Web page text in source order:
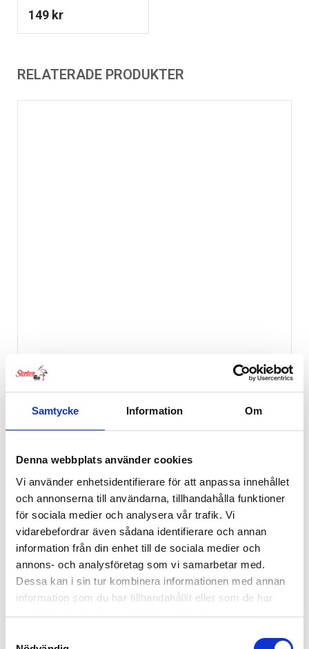
Samtycke Information Om
Denna webbplats använder cookies
Vi använder enhetsidentifierare för att anpassa innehållet
och annonserna till användarna, tillhandahålla funktioner
för sociala medier och analysera vår trafik. Vi
vidarebefordrar även sådana identifierare och annan
information från din enhet till de sociala medier och
annons- och analysföretag som vi samarbetar med.
Dessa kan i sin tur kombinera informationen med annan
information som du har tillhandahållit eller som de har
samlat in när du har använt deras tjänster.
149 kr
RELATERADE PRODUKTER
Stokke® Flexi Bath® Newborn Support 3
199kr